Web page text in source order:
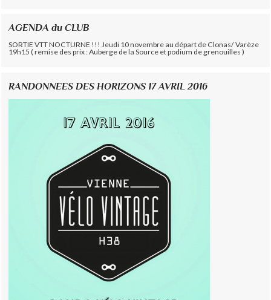
AGENDA du CLUB
SORTIE VTT NOCTURNE !!! Jeudi 10 novembre au départ de Clonas/ Varèze
19h15 ( remise des prix : Auberge de la Source et podium de grenouilles )
RANDONNEES DES HORIZONS 17 AVRIL 2016